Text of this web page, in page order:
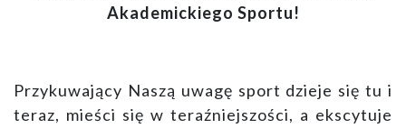
Akademickiego Sportu!
Przykuwający Naszą uwagę sport dzieje się tu i
teraz, mieści się w teraźniejszości, a ekscytuje